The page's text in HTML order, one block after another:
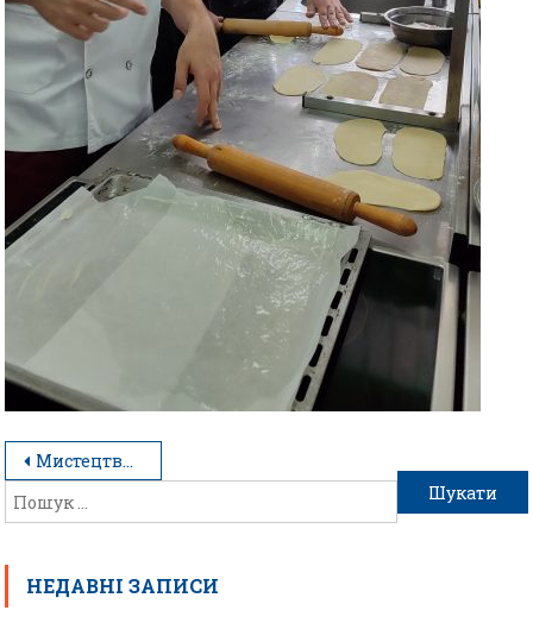
Мистецтво виробів з дріжджового тіста
НЕДАВНІ ЗАПИСИ